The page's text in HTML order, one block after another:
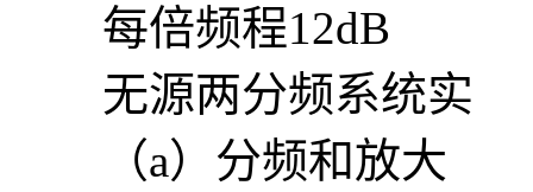
每倍频程12dB
无源两分频系统实
（a）分频和放大